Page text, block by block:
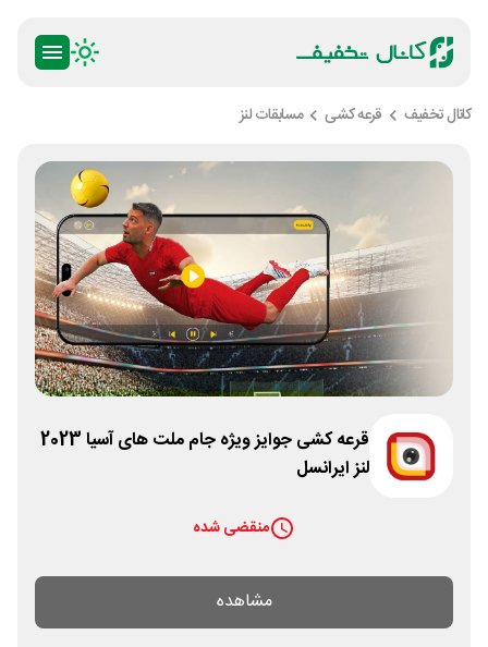
کانال تخفیف قرعه کشی مسابقات لنز
قرعه کشی جوایز ویژه جام ملت های آسیا 2023
لنز ایرانسل
منقضی شده
مشاهده